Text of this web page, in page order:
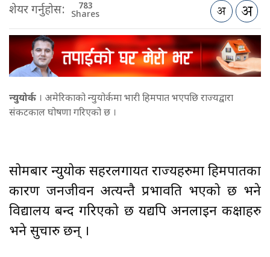
शेयर गर्नुहोस: 783
Shares
न्युयोर्क । अमेरिकाको न्युयोर्कमा भारी हिमपात भएपछि राज्यद्वारा
संकटकाल घोषणा गरिएको छ ।
सोमबार न्युयोर्क सहरलगायत राज्यहरुमा हिमपातका
कारण जनजीवन अत्यन्तै प्रभावति भएको छ भने
विद्यालय बन्द गरिएको छ यद्यपि अनलाइन कक्षाहरु
भने सुचारु छन् ।